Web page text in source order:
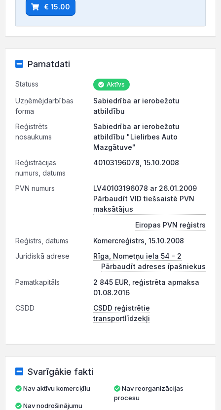
€ 15.00
Pamatdati
Statuss Aktīvs
Uzņēmējdarbības
forma
Sabiedrība ar ierobežotu
atbildību
Reģistrēts
nosaukums
Sabiedrība ar ierobežotu
atbildību "Lielirbes Auto
Mazgātuve"
Reģistrācijas
numurs, datums
40103196078, 15.10.2008
PVN numurs
LV40103196078 ar 26.01.2009
Pārbaudīt VID tiešsaistē PVN
maksātājus
Eiropas PVN reģistrs
Reģistrs, datums
Komercreģistrs, 15.10.2008
Juridiskā adrese
Rīga, Nometņu iela 54 - 2
Pārbaudīt adreses īpašniekus
Pamatkapitāls
2 845 EUR, reģistrēta apmaksa
01.08.2016
CSDD
CSDD reģistrētie
transportlīdzekļi
Svarīgākie fakti
Nav aktīvu komercķīlu
Nav nodrošinājumu
Nav reorganizācijas
procesu